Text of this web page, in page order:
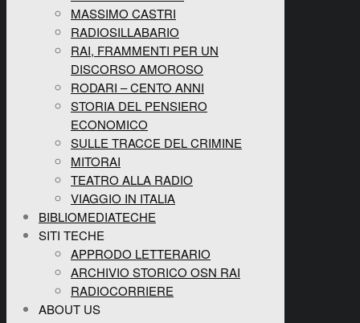
MASSIMO CASTRI
RADIOSILLABARIO
RAI, FRAMMENTI PER UN
DISCORSO AMOROSO
RODARI – CENTO ANNI
STORIA DEL PENSIERO
ECONOMICO
SULLE TRACCE DEL CRIMINE
MITORAI
TEATRO ALLA RADIO
VIAGGIO IN ITALIA
BIBLIOMEDIATECHE
SITI TECHE
APPRODO LETTERARIO
ARCHIVIO STORICO OSN RAI
RADIOCORRIERE
ABOUT US